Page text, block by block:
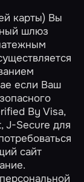
карты) Вы
шлюз
если Ваш
By Visa,
J-Secure для
сайт